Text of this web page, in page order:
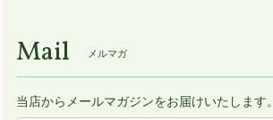
Mail メルマガ
当店からメールマガジンをお届けいたします。